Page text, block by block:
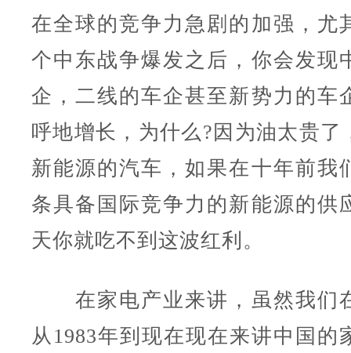
在全球的竞争力急剧的加强，尤
个中东战争爆发之后，你会发现
企，二线的车企甚至新势力的车
呼地增长，为什么?因为油太贵了
新能源的汽车，如果在十年前我
条具备国际竞争力的新能源的供
天你就吃不到这波红利。
在家电产业来讲，虽然我们
从1983年到现在现在来讲中国的